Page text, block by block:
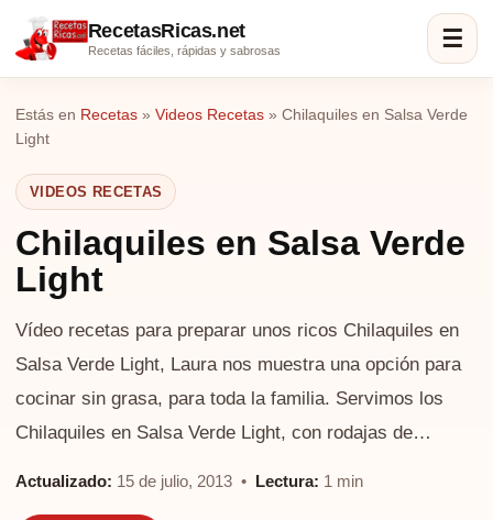
RecetasRicas.net
Recetas fáciles, rápidas y sabrosas ☰
Estás en Recetas » Videos Recetas » Chilaquiles en Salsa Verde
Light
VIDEOS RECETAS
Chilaquiles en Salsa Verde
Light
Vídeo recetas para preparar unos ricos Chilaquiles en
Salsa Verde Light, Laura nos muestra una opción para
cocinar sin grasa, para toda la familia. Servimos los
Chilaquiles en Salsa Verde Light, con rodajas de…
Actualizado: 15 de julio, 2013 • Lectura: 1 min